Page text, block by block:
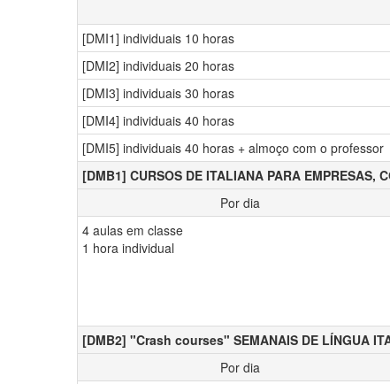
[DMI1] individuais 10 horas
[DMI2] individuais 20 horas
[DMI3] individuais 30 horas
[DMI4] individuais 40 horas
[DMI5] individuais 40 horas + almoço com o professor
[DMB1] CURSOS DE ITALIANA PARA EMPRESAS,
Por dia
4 aulas em classe
1 hora individual
[DMB2] "Crash courses" SEMANAIS DE LÍNGUA
Por dia